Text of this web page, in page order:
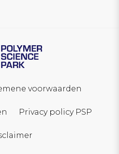
voorwaarden
Privacy policy PSP